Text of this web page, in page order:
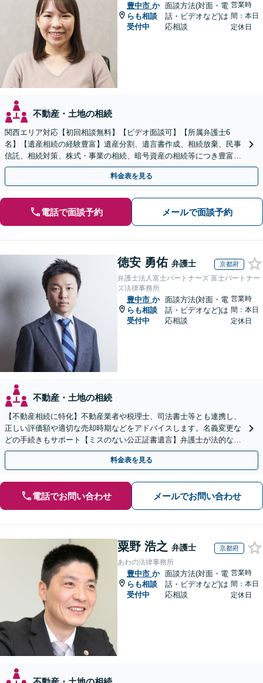
豊中市 か
らも相談
受付中
面談方法(対面・電
話・ビデオなど)は
応相談
営業時
間：本日
定休日
不動産・土地の相続
関西エリア対応【初回相談無料】【ビデオ面談可】【所属弁護士6
名】【遺産相続の経験豊富】遺産分割、遺言書作成、相続放棄、民事
信託、相続対策、株式・事業の相続、暗号資産の相続等につき豊富な
対応実績。【バリアフリー】【完全個室対応】
料金表を見る
電話で面談予約 メールで面談予約
徳安 勇佑 弁護士 京都府
弁護士法人富士パートナーズ 富士パートナー
ズ法律事務所
豊中市 か
らも相談
受付中
面談方法(対面・電
話・ビデオなど)は
応相談
営業時
間：本日
定休日
不動産・土地の相続
【不動産相続に特化】不動産業者や税理士、司法書士等とも連携し、
正しい評価額や適切な売却時期などをアドバイスします。名義変更な
どの手続きもサポート【ミスのない公正証書遺言】弁護士が法的な観
点から遺言書を作成します。
料金表を見る
電話でお問い合わせ メールでお問い合わせ
粟野 浩之 弁護士 京都府
あわの法律事務所
豊中市 か
らも相談
受付中
面談方法(対面・電
話・ビデオなど)は
応相談
営業時
間：本日
定休日